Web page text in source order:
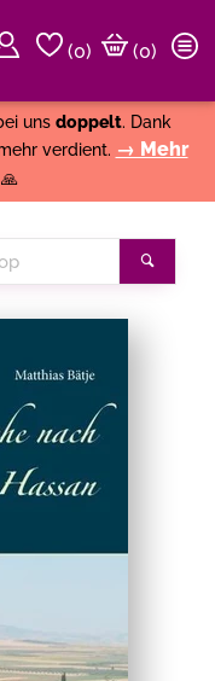
(0)
(0)
uns doppelt. Dank
verdient. → Mehr